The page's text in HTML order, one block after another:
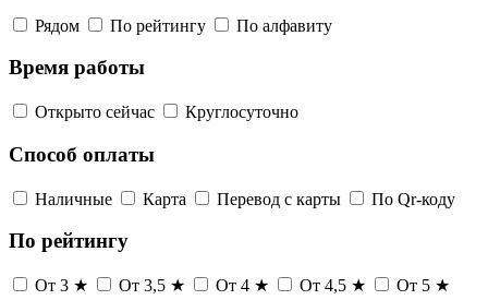
Рядом По рейтингу По алфавиту
Время работы
Открыто сейчас Круглосуточно
Способ оплаты
Наличные Карта Перевод с карты По Qr-коду
По рейтингу
От 3 ★ От 3,5 ★ От 4 ★ От 4,5 ★ От 5 ★